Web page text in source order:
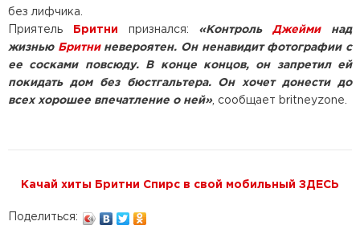
без лифчика.
Приятель
Бритни признался: «КонтрольДжейминад
жизнью Бритниневероятен. Он ненавидит фотографии с
ее сосками повсюду. В конце концов, он запретил ей
покидать дом без бюстгальтера. Он хочет донести до
всех хорошее впечатление о ней», сообщает britneyzone.
Качай хиты Бритни Спирс в свой мобильный ЗДЕСЬ
Поделиться: